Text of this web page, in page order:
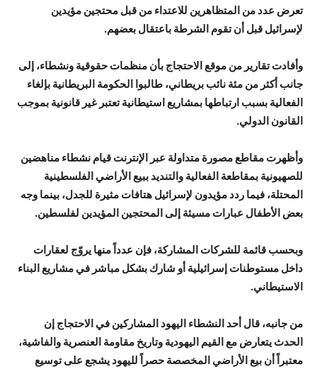
تعرض عدد من المتظاهرين للاعتداء من قبل محتجين مؤيدين
لإسرائيل قبل أن تقوم الشرطة باعتقال بعضهم.
وأفادت تقارير من موقع الاحتجاج بأن منظمات حقوقية ونشطاء، إلى
جانب أكثر من مئة نائب بريطاني، طالبوا الحكومة البريطانية بإلغاء
الفعالية بسبب ارتباطها بمشاريع استيطانية تعتبر غير قانونية بموجب
القانون الدولي.
وأظهرت مقاطع مصورة متداولة عبر الإنترنت قيام نشطاء مناهضين
للصهيونية بمقاطعة الفعالية والتنديد ببيع الأراضي الفلسطينية
المحتلة، فيما ردد مؤيدون لإسرائيل هتافات مثيرة للجدل، بينما وجه
بعض الأطفال عبارات مسيئة إلى المحتجين المؤيدين لفلسطين.
وبحسب قائمة للشركات المشاركة، فإن عدداً منها يروّج لعقارات
داخل مستوطنات إسرائيلية أو شارك بشكل مباشر في مشاريع البناء
الاستيطاني.
من جانبه، قال أحد النشطاء اليهود المشاركين في الاحتجاج إن
الحدث يتعارض مع القيم اليهودية وتاريخ مقاومة العنصرية والفاشية،
معتبراً أن بيع الأراضي المخصصة حصراً لليهود يشجع على توسيع